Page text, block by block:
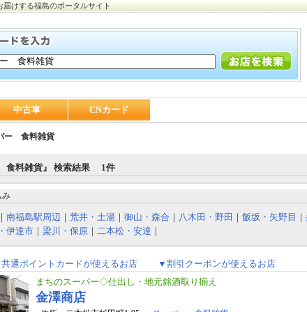
けする福島のポータルサイト
中古車 CNカード
ー 食料雑貨
食料雑貨』 検索結果 1件
み
｜ 南福島駅周辺 ｜ 荒井・土湯 ｜ 御山・森合 ｜ 八木田・野田 ｜ 飯坂・矢野目 ｜
伊達市 ｜ 梁川・保原 ｜ 二本松・安達 ｜
通ポイントカードが使えるお店
▼割引クーポンが使えるお店
まちのスーパー◇仕出し・地元銘酒取り揃え
金澤商店